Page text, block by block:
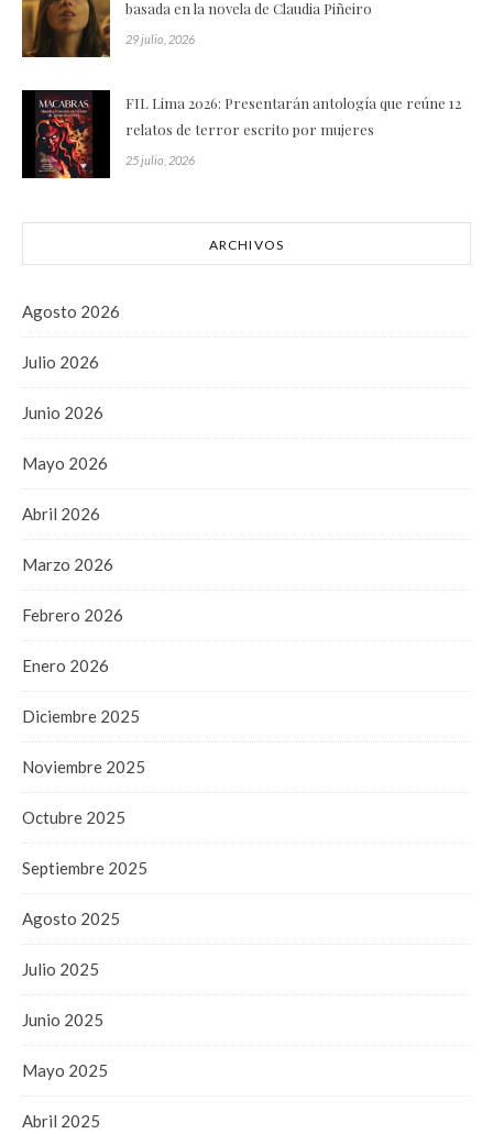
basada en la novela de Claudia Piñeiro
29 julio, 2026
FIL Lima 2026: Presentarán antología que reúne 12
relatos de terror escrito por mujeres
25 julio, 2026
ARCHIVOS
Agosto 2026
Julio 2026
Junio 2026
Mayo 2026
Abril 2026
Marzo 2026
Febrero 2026
Enero 2026
Diciembre 2025
Noviembre 2025
Octubre 2025
Septiembre 2025
Agosto 2025
Julio 2025
Junio 2025
Mayo 2025
Abril 2025